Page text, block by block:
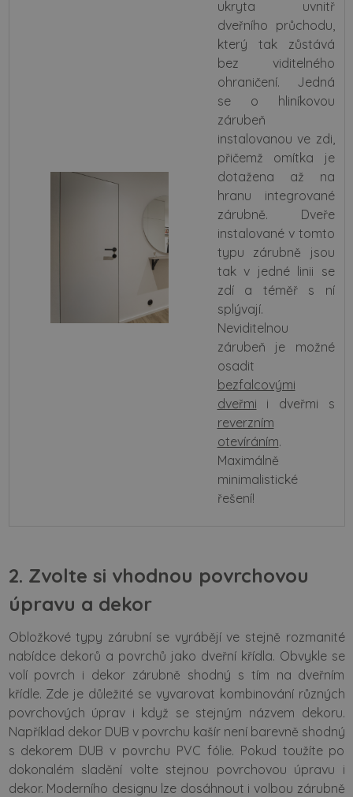
ukryta uvnitř
dveřního průchodu,
který tak zůstává
bez viditelného
ohraničení. Jedná
se o hliníkovou
zárubeň
instalovanou ve zdi,
přičemž omítka je
dotažena až na
hranu integrované
zárubně. Dveře
instalované v tomto
typu zárubně jsou
tak v jedné linii se
zdí a téměř s ní
splývají.
Neviditelnou
zárubeň je možné
osadit
bezfalcovými
dveřmi i dveřmi s
reverzním
otevíráním.
Maximálně
minimalistické
řešení!
2. Zvolte si vhodnou povrchovou
úpravu a dekor
Obložkové typy zárubní se vyrábějí ve stejně rozmanité
nabídce dekorů a povrchů jako dveřní křídla. Obvykle se
volí povrch i dekor zárubně shodný s tím na dveřním
křídle. Zde je důležité se vyvarovat kombinování různých
povrchových úprav i když se stejným názvem dekoru.
Například dekor DUB v povrchu kašír není barevně shodný
s dekorem DUB v povrchu PVC fólie. Pokud toužíte po
dokonalém sladění volte stejnou povrchovou úpravu i
dekor. Moderního designu lze dosáhnout i volbou zárubně